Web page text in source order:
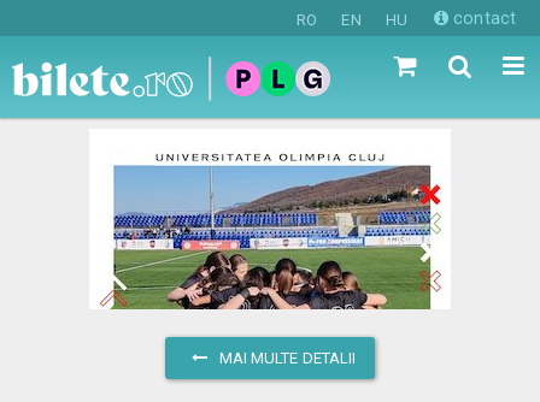
RO EN HU contact
MAI MULTE DETALII